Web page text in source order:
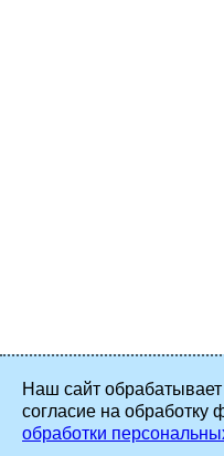
Наш сайт
согласие на обработку
обработки